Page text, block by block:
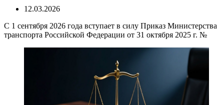
12.03.2026
С 1 сентября 2026 года вступает в силу Приказ Министерства
транспорта Российской Федерации от 31 октября 2025 г. №